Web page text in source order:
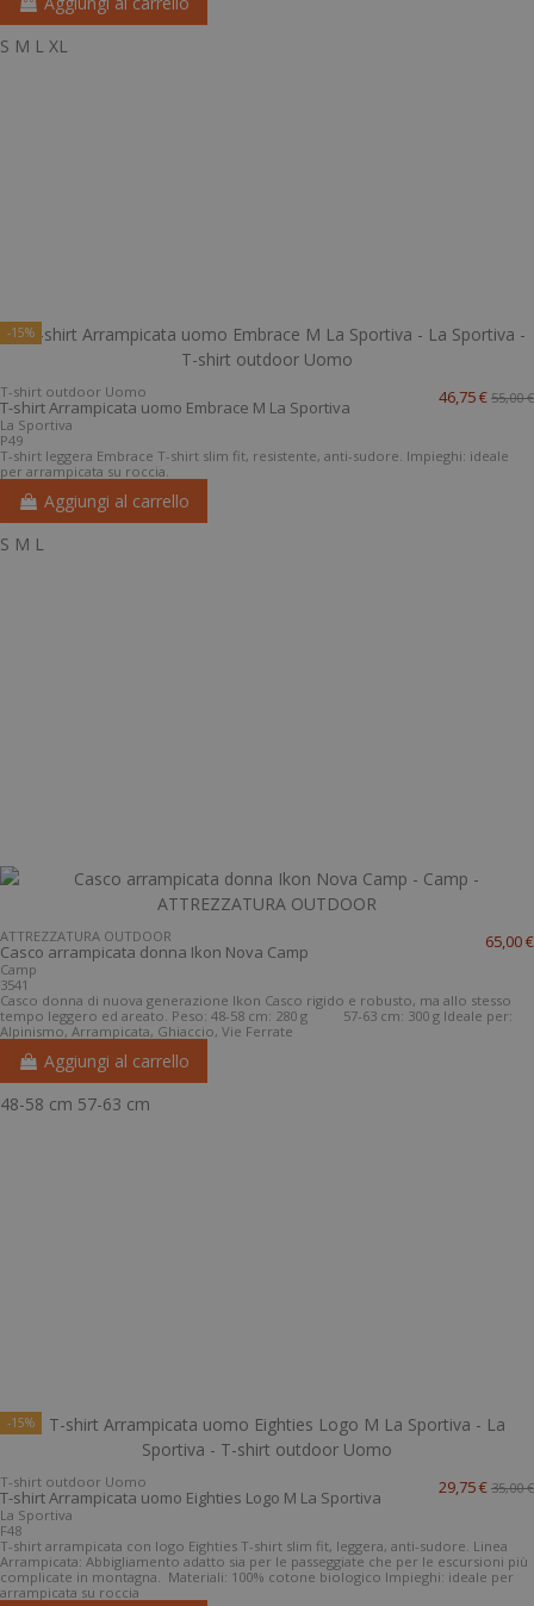
S M L XL
-15%
T-shirt outdoor Uomo
T-shirt Arrampicata uomo Embrace M La Sportiva
La Sportiva
P49
46,75 € 55,00 €
T-shirt leggera Embrace T-shirt slim fit, resistente, anti-sudore. Impieghi: ideale
per arrampicata su roccia.
Aggiungi al carrello
S M L
ATTREZZATURA OUTDOOR
Casco arrampicata donna Ikon Nova Camp
Camp
3541
65,00 €
Casco donna di nuova generazione Ikon Casco rigido e robusto, ma allo stesso
tempo leggero ed areato. Peso: 48-58 cm: 280 g 57-63 cm: 300 g Ideale per:
Alpinismo, Arrampicata, Ghiaccio, Vie Ferrate
Aggiungi al carrello
48-58 cm 57-63 cm
-15%
T-shirt outdoor Uomo
T-shirt Arrampicata uomo Eighties Logo M La Sportiva
La Sportiva
F48
29,75 € 35,00 €
T-shirt arrampicata con logo Eighties T-shirt slim fit, leggera, anti-sudore. Linea
Arrampicata: Abbigliamento adatto sia per le passeggiate che per le escursioni più
complicate in montagna. Materiali: 100% cotone biologico Impieghi: ideale per
arrampicata su roccia